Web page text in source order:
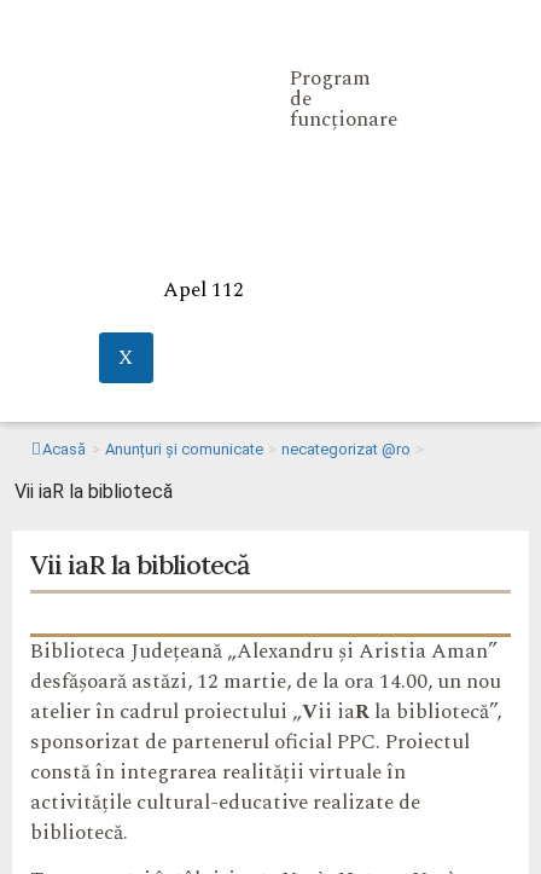
Program
de
funcționare
Apel 112
X
Acasă > Anunțuri și comunicate > necategorizat @ro >
Vii iaR la bibliotecă
Vii iaR la bibliotecă
Biblioteca Județeană „Alexandru și Aristia Aman”
desfășoară astăzi, 12 martie, de la ora 14.00, un nou
atelier în cadrul proiectului „Vii iaRla bibliotecă”,
sponsorizat de partenerul oficial PPC. Proiectul
constă în integrarea realității virtuale în
activitățile cultural-educative realizate de
bibliotecă.